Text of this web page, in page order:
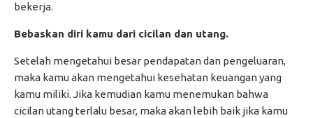
bekerja.
Bebaskan diri kamu dari cicilan dan utang.
Setelah mengetahui besar pendapatan dan pengeluaran,
maka kamu akan mengetahui kesehatan keuangan yang
kamu miliki. Jika kemudian kamu menemukan bahwa
cicilan utang terlalu besar, maka akan lebih baik jika kamu